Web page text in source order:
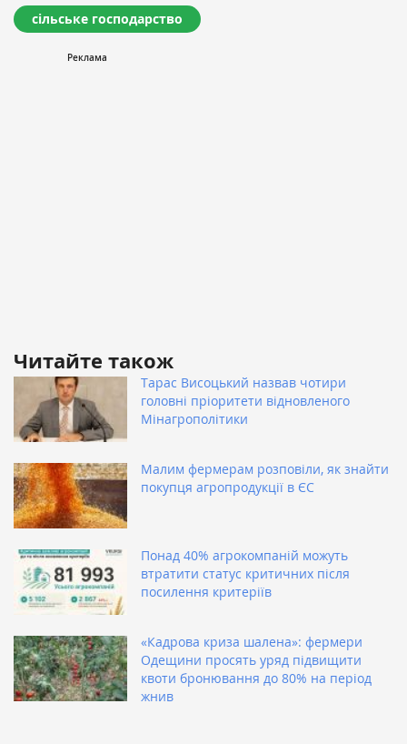
сільське господарство
Читайте також
Тарас Висоцький назвав чотири
головні пріоритети відновленого
Мінагрополітики
Малим фермерам розповіли, як знайти
покупця агропродукції в ЄС
Понад 40% агрокомпаній можуть
втратити статус критичних після
посилення критеріїв
«Кадрова криза шалена»: фермери
Одещини просять уряд підвищити
квоти бронювання до 80% на період
жнив